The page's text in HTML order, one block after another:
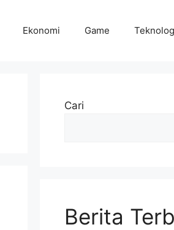
Ekonomi Game
Cari
Berita